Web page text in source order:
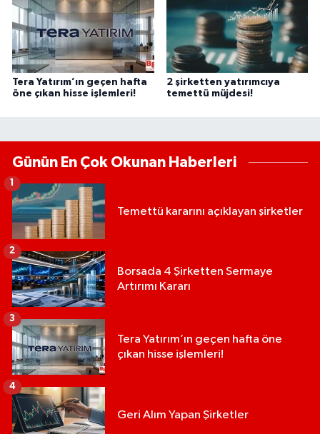
Tera Yatırım’ın geçen hafta
öne çıkan hisse işlemleri!
2 şirketten yatırımcıya
temettü müjdesi!
Günün En Çok Okunan Haberleri
Temettü kararını açıklayan şirketler
Borsada 4 Şirketten Sermaye
Artırımı Kararı
2
Tera Yatırım’ın geçen hafta öne
çıkan hisse işlemleri!
3
Geri Alım Yapan Şirketler
4